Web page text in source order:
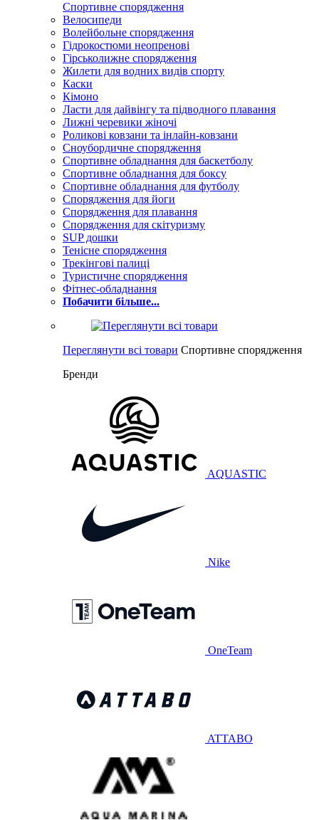
Спортивне спорядження
Велосипеди
Волейбольне спорядження
Гідрокостюми неопренові
Гірськолижне спорядження
Жилети для водних видів спорту
Каски
Кімоно
Ласти для дайвінгу та підводного плавання
Лижні черевики жіночі
Роликові ковзани та інлайн-ковзани
Сноубордичне спорядження
Спортивне обладнання для баскетболу
Спортивне обладнання для боксу
Спортивне обладнання для футболу
Спорядження для йоги
Спорядження для плавання
Спорядження для скітуризму
SUP дошки
Тенісне спорядження
Трекінгові палиці
Туристичне спорядження
Фітнес-обладнання
Побачити більше...
Переглянути всі товари Спортивне спорядження
Бренди
AQUASTIC
Nike
OneTeam
ATTABO